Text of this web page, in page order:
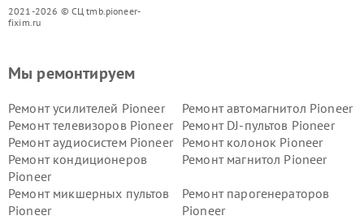
2021-2026 © СЦ tmb.pioneer-
fixim.ru
Мы ремонтируем
Ремонт усилителей Pioneer
Ремонт автомагнитол Pioneer
Ремонт телевизоров Pioneer
Ремонт DJ-пультов Pioneer
Ремонт аудиосистем Pioneer
Ремонт колонок Pioneer
Ремонт кондиционеров
Pioneer
Ремонт магнитол Pioneer
Ремонт микшерных пультов
Pioneer
Ремонт парогенераторов
Pioneer